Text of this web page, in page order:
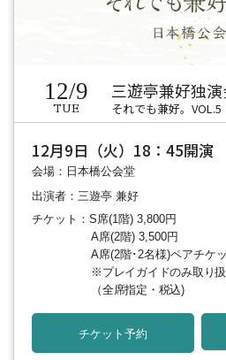
12/9
TUE
三遊亭兼好独
それでも兼好。VOL.5
12月9日（火）18：45開演
会場：日本橋公会堂
出演者：三遊亭 兼好
チケット：S席(1階) 3,800円
A席(2階) 3,500円
A席(2階･2名様)ペアチケ
※プレイガイドのみ取り
（全席指定・税込)
チケット予約